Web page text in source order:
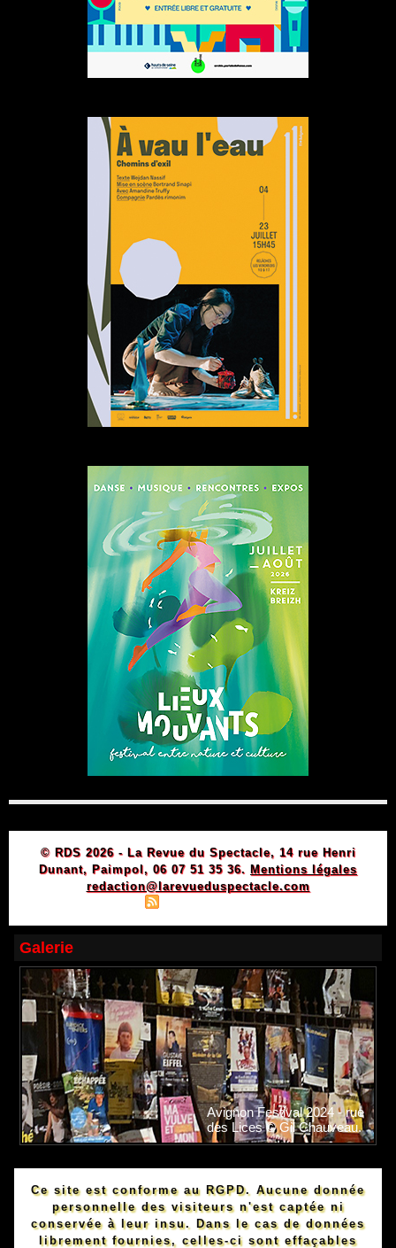
© RDS 2026 - La Revue du Spectacle, 14 rue Henri
Dunant, Paimpol, 06 07 51 35 36. Mentions légales
redaction@larevueduspectacle.com
Galerie
Avignon Festival 2024 - rue
des Lices © Gil Chauveau.
Ce site est conforme au RGPD. Aucune donnée
personnelle des visiteurs n'est captée ni
conservée à leur insu. Dans le cas de données
librement fournies, celles-ci sont effaçables